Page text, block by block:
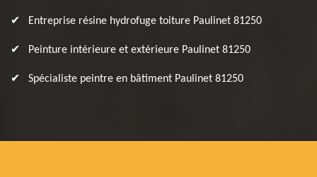
Entreprise résine hydrofuge toiture Paulinet 81250
Peinture intérieure et extérieure Paulinet 81250
Spécialiste peintre en bâtiment Paulinet 81250